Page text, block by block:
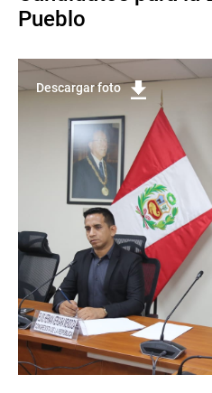
Pueblo
Descargar foto